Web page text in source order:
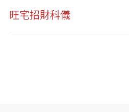
旺宅招財科儀